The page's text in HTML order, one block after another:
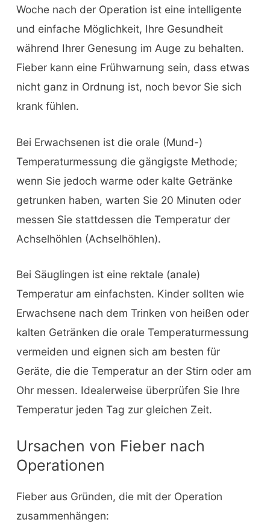
Woche nach der Operation ist eine intelligente
und einfache Möglichkeit, Ihre Gesundheit
während Ihrer Genesung im Auge zu behalten.
Fieber kann eine Frühwarnung sein, dass etwas
nicht ganz in Ordnung ist, noch bevor Sie sich
krank fühlen.
Bei Erwachsenen ist die orale (Mund-)
Temperaturmessung die gängigste Methode;
wenn Sie jedoch warme oder kalte Getränke
getrunken haben, warten Sie 20 Minuten oder
messen Sie stattdessen die Temperatur der
Achselhöhlen (Achselhöhlen).
Bei Säuglingen ist eine rektale (anale)
Temperatur am einfachsten. Kinder sollten wie
Erwachsene nach dem Trinken von heißen oder
kalten Getränken die orale Temperaturmessung
vermeiden und eignen sich am besten für
Geräte, die die Temperatur an der Stirn oder am
Ohr messen. Idealerweise überprüfen Sie Ihre
Temperatur jeden Tag zur gleichen Zeit.
Ursachen von Fieber nach
Operationen
Fieber aus Gründen, die mit der Operation
zusammenhängen: